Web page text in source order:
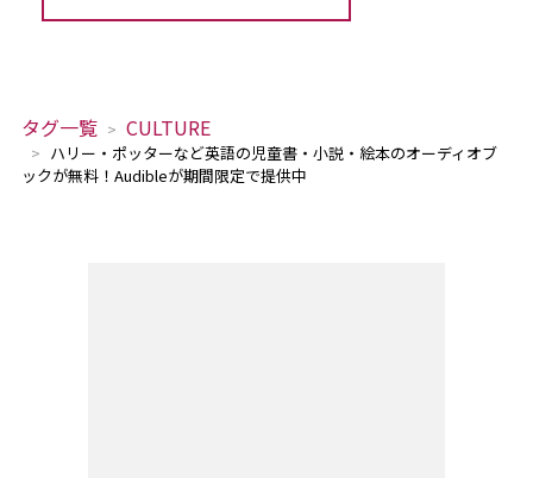
タグ一覧 CULTURE
ハリー・ポッターなど英語の児童書・小説・絵本のオーディオブ
ックが無料！Audibleが期間限定で提供中